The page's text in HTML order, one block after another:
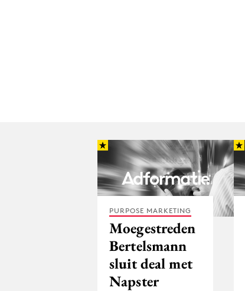
PURPOSE MARKETING
Moegestreden
Bertelsmann
sluit deal met
Napster